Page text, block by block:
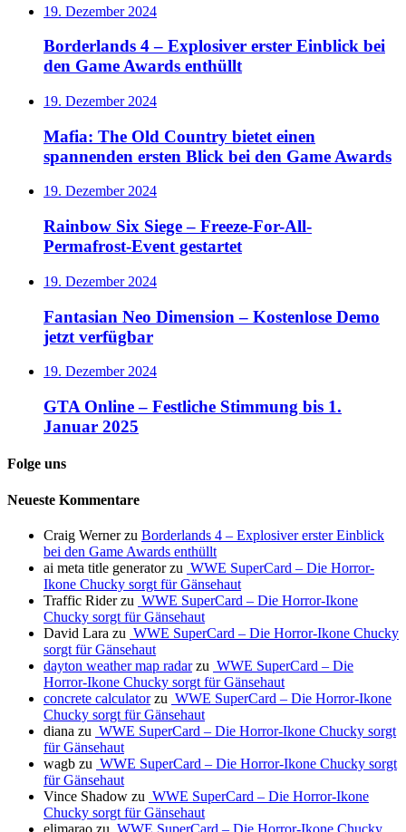
19. Dezember 2024
Borderlands 4 – Explosiver erster Einblick bei
den Game Awards enthüllt
19. Dezember 2024
Mafia: The Old Country bietet einen
spannenden ersten Blick bei den Game Awards
19. Dezember 2024
Rainbow Six Siege – Freeze-For-All-
Permafrost-Event gestartet
19. Dezember 2024
Fantasian Neo Dimension – Kostenlose Demo
jetzt verfügbar
19. Dezember 2024
GTA Online – Festliche Stimmung bis 1.
Januar 2025
Folge uns
Neueste Kommentare
Craig Wernerzu Borderlands 4 – Explosiver erster Einblick
bei den Game Awards enthüllt
ai meta title generatorzu WWE SuperCard – Die Horror-
Ikone Chucky sorgt für Gänsehaut
Traffic Riderzu WWE SuperCard – Die Horror-Ikone
Chucky sorgt für Gänsehaut
David Lara zu WWE SuperCard – Die Horror-Ikone Chucky
sorgt für Gänsehaut
dayton weather map radarzu WWE SuperCard – Die
Horror-Ikone Chucky sorgt für Gänsehaut
concrete calculatorzu WWE SuperCard – Die Horror-Ikone
Chucky sorgt für Gänsehaut
diana zu WWE SuperCard – Die Horror-Ikone Chucky sorgt
für Gänsehaut
wagb zu WWE SuperCard – Die Horror-Ikone Chucky sorgt
für Gänsehaut
Vince Shadow zu WWE SuperCard – Die Horror-Ikone
Chucky sorgt für Gänsehaut
elimarao zu WWE SuperCard – Die Horror-Ikone Chucky